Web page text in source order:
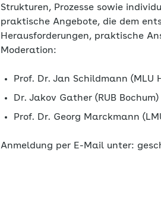
Strukturen, Prozesse sowie
praktische Angebote, die dem
Herausforderungen, praktische
Moderation:
Prof. Dr. Jan Schildmann (MLU
Dr. Jakov Gather (RUB Bochum)
Prof. Dr. Georg Marckmann
Anmeldung per E-Mail unter: